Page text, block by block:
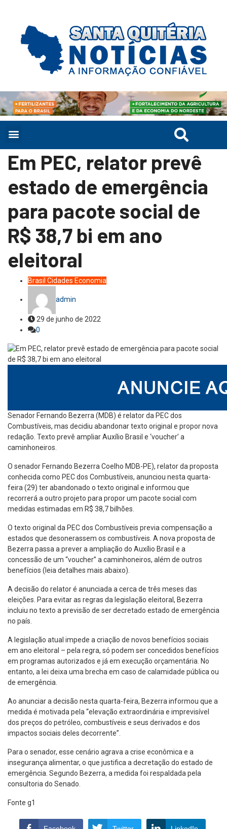
Em PEC, relator prevê
estado de emergência
para pacote social de
R$ 38,7 bi em ano
eleitoral
Brasil Cidades Economia
admin
29 de junho de 2022
0
Senador Fernando Bezerra (MDB) é relator da PEC dos
Combustíveis, mas decidiu abandonar texto original e propor nova
redação. Texto prevê ampliar Auxílio Brasil e ‘voucher’ a
caminhoneiros.
O senador Fernando Bezerra Coelho MDB-PE), relator da proposta
conhecida como PEC dos Combustíveis, anunciou nesta quarta-
feira (29) ter abandonado o texto original e informou que
recorrerá a outro projeto para propor um pacote social com
medidas estimadas em R$ 38,7 bilhões.
O texto original da PEC dos Combustíveis previa compensação a
estados que desonerassem os combustíveis. A nova proposta de
Bezerra passa a prever a ampliação do Auxílio Brasil e a
concessão de um “voucher” a caminhoneiros, além de outros
benefícios (leia detalhes mais abaixo).
A decisão do relator é anunciada a cerca de três meses das
eleições. Para evitar as regras da legislação eleitoral, Bezerra
incluiu no texto a previsão de ser decretado estado de emergência
no país.
A legislação atual impede a criação de novos benefícios sociais
em ano eleitoral – pela regra, só podem ser concedidos benefícios
em programas autorizados e já em execução orçamentária. No
entanto, a lei deixa uma brecha em caso de calamidade pública ou
de emergência.
Ao anunciar a decisão nesta quarta-feira, Bezerra informou que a
medida é motivada pela “elevação extraordinária e imprevisível
dos preços do petróleo, combustíveis e seus derivados e dos
impactos sociais deles decorrente”.
Para o senador, esse cenário agrava a crise econômica e a
insegurança alimentar, o que justifica a decretação do estado de
emergência. Segundo Bezerra, a medida foi respaldada pela
consultoria do Senado.
Fonte g1